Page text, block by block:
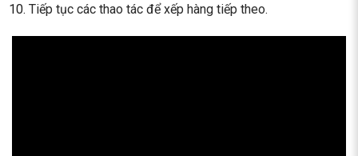
Tiếp tục các thao tác để xếp hàng tiếp theo.